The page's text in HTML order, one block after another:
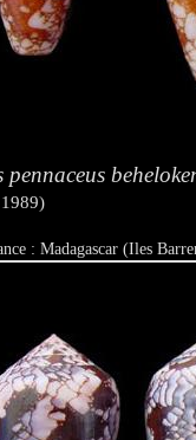
pennaceus
: Madagascar (Iles
37 à 47 mm